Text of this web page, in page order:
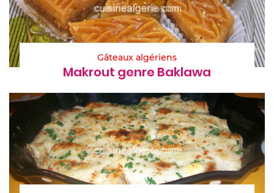
Gâteaux algériens
Makrout genre Baklawa